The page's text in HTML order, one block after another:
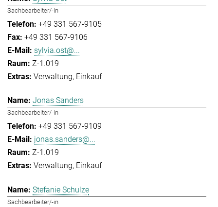
Sachbearbeiter/-in
+49 331 567-9105
+49 331 567-9106
sylvia.ost@...
Z-1.019
Verwaltung Einkauf
Jonas Sanders
Sachbearbeiter/-in
+49 331 567-9109
jonas.sanders@...
Z-1.019
Verwaltung Einkauf
Stefanie Schulze
Sachbearbeiter/-in